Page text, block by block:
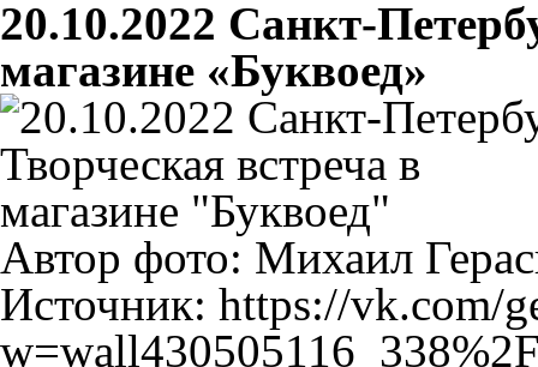
20.10.2022 Санкт-
магазине «Буквоед»
Автор фото: Михаил
Источник: https://vk.com/